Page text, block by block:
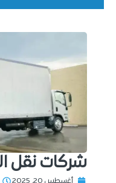
شركات نقل
أغسطس 20, 2025